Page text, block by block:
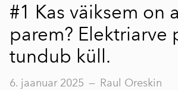
#1 Kas väiksem on
parem? Elektriarve
tundub küll.
6. jaanuar 2025 — Raul Oreskin